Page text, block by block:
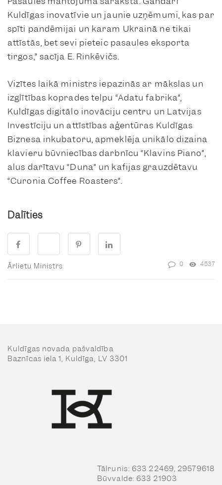
Kuldīgas inovatīvie un jaunie uzņēmumi, kas par
spīti pandēmijai un karam Ukrainā ne tikai
attīstās, bet sevi pieteic pasaules eksporta
tirgos,” sacīja E. Rinkēvičs.
Vizītes laikā ministrs iepazinās ar mākslas un
izglītības koprades telpu “Adatu fabrika”,
Kuldīgas digitālo inovāciju centru un Latvijas
Investīciju un attīstības aģentūras Kuldīgas
Biznesa inkubatoru, apmeklēja unikālo dizaina
klavieru būvniecības darbnīcu “Klavins Piano”,
alus darītavu “Duna” un kafijas grauzdētavu
“Curonia Coffee Roasters”.
Dalīties
Ārlietu Ministrs 0 4537
Kuldīgas novada pašvaldība
Baznīcas iela 1, Kuldīga, LV 3301
Tālrunis: 633 22469, 29579618
Būvvalde: 633 21903